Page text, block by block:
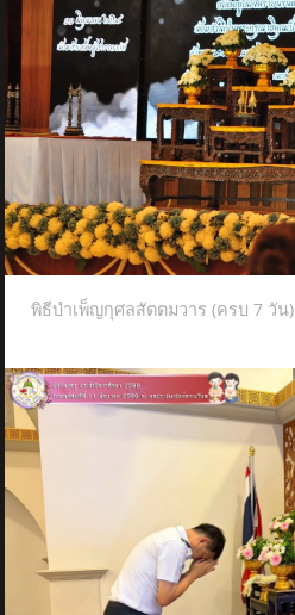
พิธีบำเพ็ญกุศลสัตตมวาร (ครบ 7 วัน)